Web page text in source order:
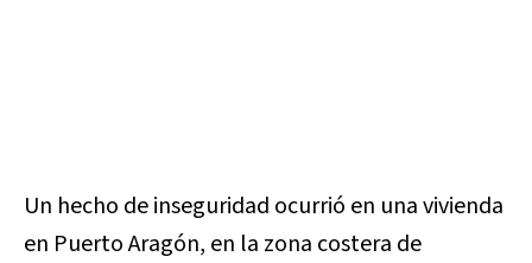
Un hecho de inseguridad ocurrió en una vivienda
en Puerto Aragón, en la zona costera de